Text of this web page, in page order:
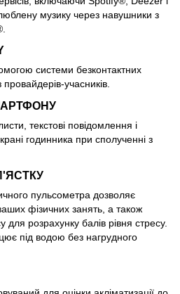
музику через навушники з
системи безконтактних
учасників.
текстові повідомлення і
годинника при сполученні з
пульсометра дозволяє
фізичних занять, а також
для розрахунку балів рівня стресу.
під водою без нагрудного